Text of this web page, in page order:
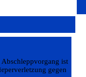
ist
gegen